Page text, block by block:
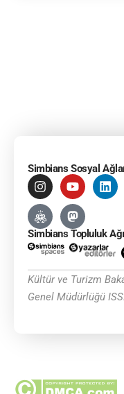
Simbians Sosyal
Simbians Topluluk
Kültür ve Turizm
Genel Müdürlüğü